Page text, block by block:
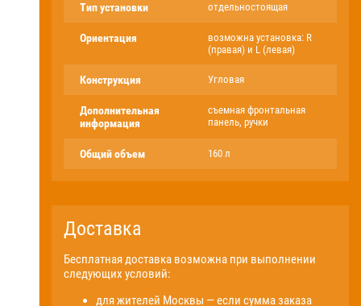
Тип установки отдельностоящая
Ориентация
возможна установка: R
(правая) и L (левая)
Конструкция Угловая
Дополнительная
информация
съемная фронтальная
панель, ручки
Общий объем 160 л
Доставка
Бесплатная доставка возможна при выполнении
следующих условий:
для жителей Москвы — если сумма заказа